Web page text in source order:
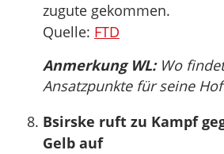
zugute gekommen.
Quelle: FTD
Anmerkung WL:Wo
Ansatzpunkte für seine
Bsirske ruft zu Kampf
Gelb auf